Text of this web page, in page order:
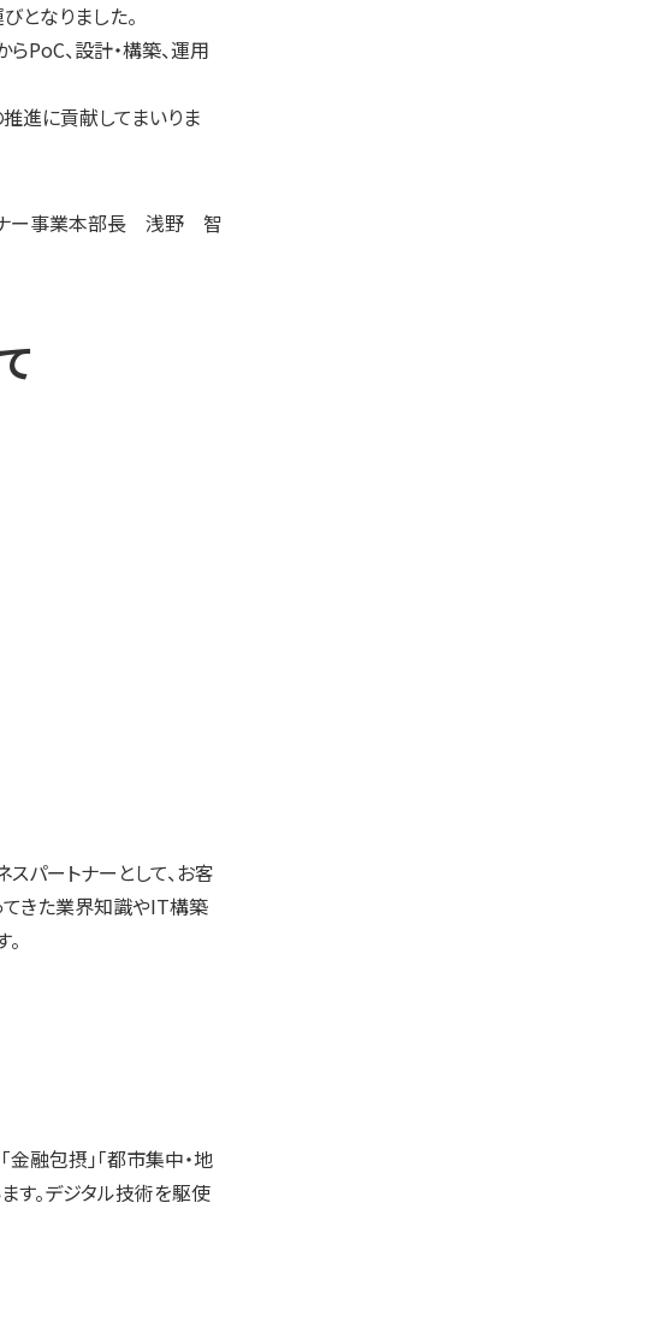
となりました。
PoC、設計・構築、運用
進に貢献してまいりま
ー事業本部長 浅野 智
パートナーとして、お客
てきた業界知識やIT構築
融包摂」「都市集中・地
す。デジタル技術を駆使